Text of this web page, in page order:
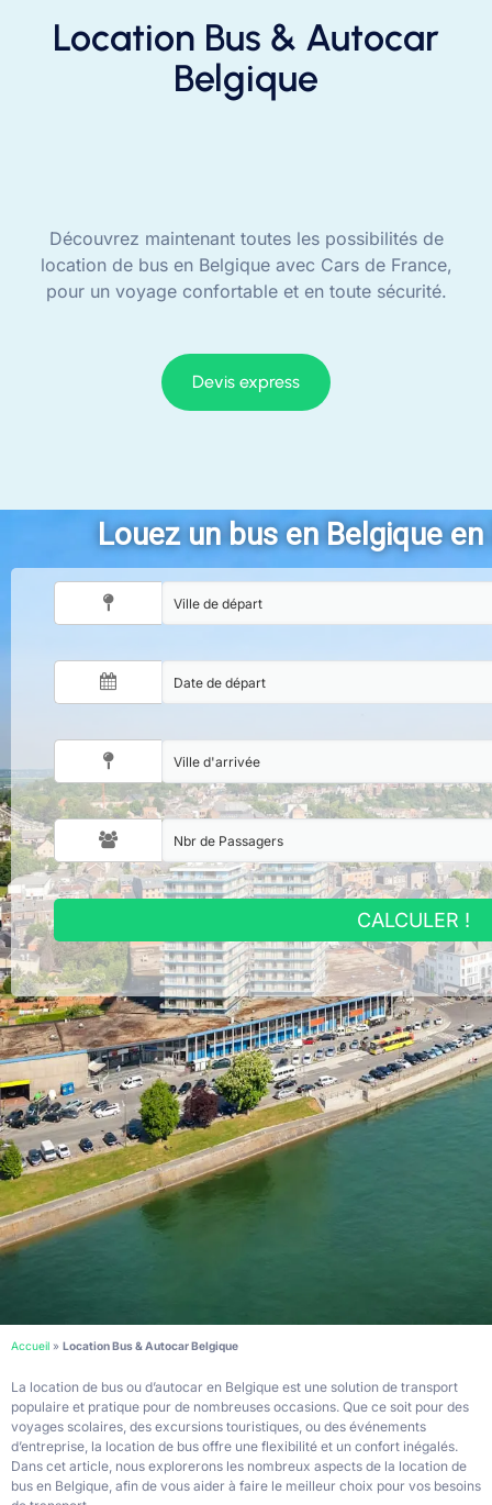
Location Bus & Autocar
Belgique
Découvrez maintenant toutes les possibilités de
location de bus en Belgique avec Cars de France,
pour un voyage confortable et en toute sécurité.
Devis express
Louez un bus en Belgique
CALCULER !
Accueil » Location Bus & Autocar Belgique
La location de bus ou d’autocar en Belgique est une solution de transport
populaire et pratique pour de nombreuses occasions. Que ce soit pour des
voyages scolaires, des excursions touristiques, ou des événements
d’entreprise, la location de bus offre une flexibilité et un confort inégalés.
Dans cet article, nous explorerons les nombreux aspects de la location de
bus en Belgique, afin de vous aider à faire le meilleur choix pour vos besoins